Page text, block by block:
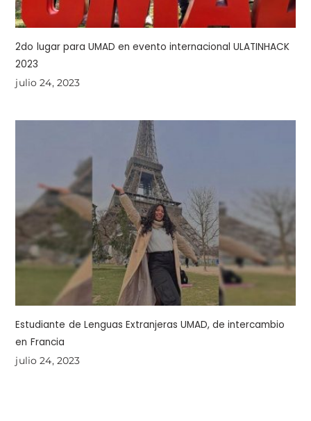
2do lugar para UMAD en evento internacional ULATINHACK
2023
julio 24, 2023
Estudiante de Lenguas Extranjeras UMAD, de intercambio
en Francia
julio 24, 2023